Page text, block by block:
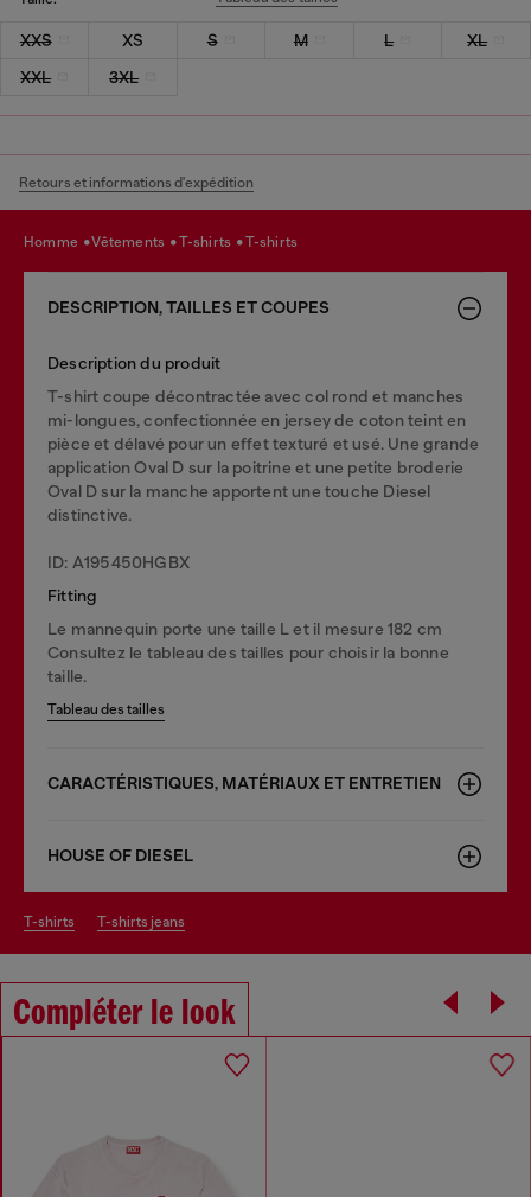
XXS XS S M L
XL
XXL
3XL
Retours et informations d'expédition
homme vêtements t-shirts t-shirts
DESCRIPTION, TAILLES ET COUPES
Description du produit
T-shirt coupe décontractée avec col rond et manches
mi-longues, confectionnée en jersey de coton teint en
pièce et délavé pour un effet texturé et usé. Une grande
application Oval D sur la poitrine et une petite broderie
Oval D sur la manche apportent une touche Diesel
distinctive.
ID: A195450HGBX
Fitting
Le mannequin porte une taille L et il mesure 182 cm
Consultez le tableau des tailles pour choisir la bonne
taille.
Tableau des tailles
CARACTÉRISTIQUES, MATÉRIAUX ET ENTRETIEN
HOUSE OF DIESEL
t-shirts t-shirts jeans
Compléter le look